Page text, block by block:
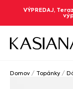
VÝPREDAJ,
Domov / Topánky /